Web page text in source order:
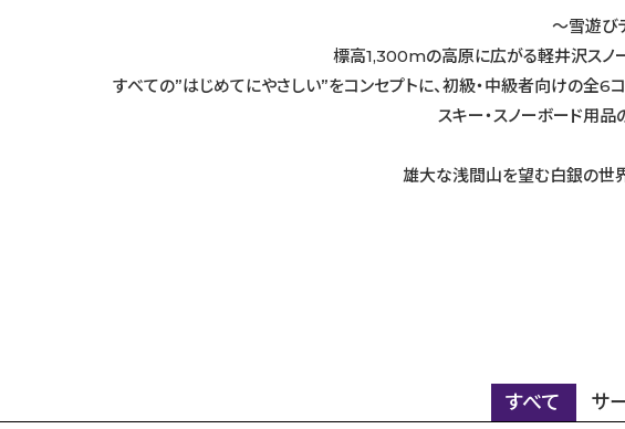
～雪遊び
標高1,300mの高原に広がる軽井沢スノー
すべての”はじめてにやさしい”をコンセプトに、初級・中級者向けの全6
スキー・スノーボード用品
雄大な浅間山を望む白銀の世
すべて サ